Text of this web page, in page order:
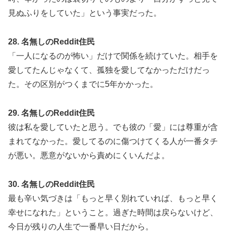
見ぬふりをしていた」という事実だった。
28. 名無しのReddit住民
「一人になるのが怖い」だけで関係を続けていた。相手を
愛してたんじゃなくて、孤独を愛してなかっただけだっ
た。その区別がつくまでに5年かかった。
29. 名無しのReddit住民
彼は私を愛していたと思う。でも彼の「愛」には尊重が含
まれてなかった。愛してるのに傷つけてくる人が一番タチ
が悪い。悪意がないから責めにくいんだよ。
30. 名無しのReddit住民
最も辛い気づきは「もっと早く別れていれば、もっと早く
幸せになれた」ということ。過ぎた時間は戻らないけど、
今日が残りの人生で一番早い日だから。